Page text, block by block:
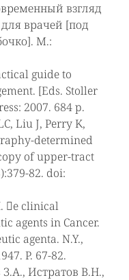
взгляд
врачей [под
М.:
guide to
[Eds. Stoller
2007. 684 p.
Liu J, Perry K,
determined
of upper-tract
82. doi:
e clinical
agents in Cancer.
agenta. N.Y.,
P. 67-82.
Истратов В.Н.,